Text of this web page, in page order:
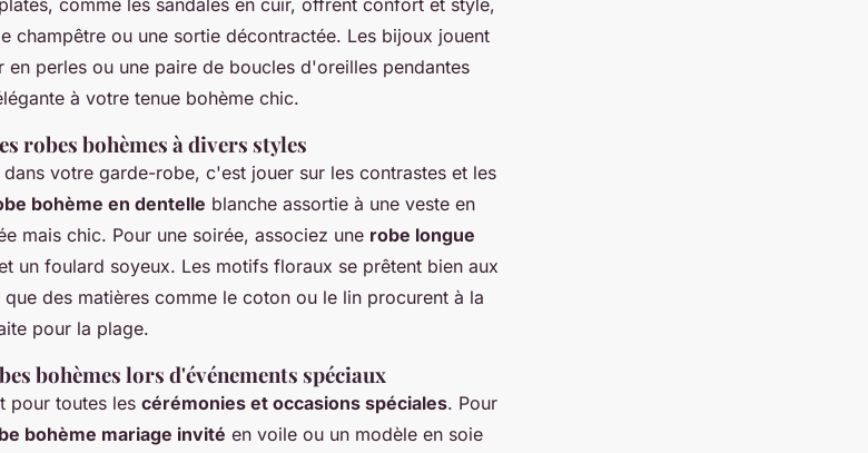
comme les sandales en cuir, offrent confort et style,
champêtre ou une sortie décontractée. Les bijoux jouent
perles ou une paire de boucles d'oreilles pendantes
à votre tenue bohème chic.
robes bohèmes à divers styles
dans votre garde-robe, c'est jouer sur les contrastes et les
bohème en dentelle blanche assortie à une veste en
mais chic. Pour une soirée, associez une robe longue
un foulard soyeux. Les motifs floraux se prêtent bien aux
des matières comme le coton ou le lin procurent à la
pour la plage.
bohèmes lors d'événements spéciaux
pour toutes les cérémonies et occasions spéciales. Pour
bohème mariage invité en voile ou un modèle en soie